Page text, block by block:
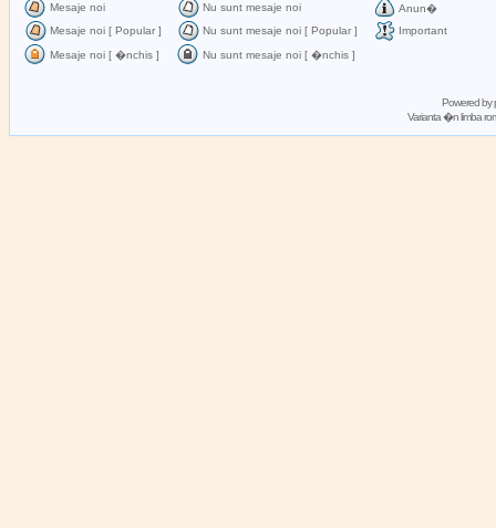
Mesaje noi Nu sunt mesaje noi
Anun�
Mesaje noi [ Popular ]
Nu sunt mesaje noi [ Popular ]
Important
Mesaje noi [ �nchis ]
Nu sunt mesaje noi [ �nchis ]
Powered by
Varianta �n limba